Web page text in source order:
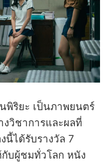
พิริยะ เป็นภาพยนตร์
งวิชาการและผลที่
นี้ได้รับรางวัล 7
กับผู้ชมทั่วโลก หนัง